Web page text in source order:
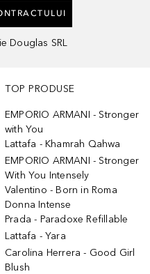
Douglas SRL
TOP PRODUSE
EMPORIO ARMANI - Stronger
with You
Lattafa - Khamrah Qahwa
EMPORIO ARMANI - Stronger
With You Intensely
Valentino - Born in Roma
Donna Intense
Prada - Paradoxe Refillable
Lattafa - Yara
Carolina Herrera - Good Girl
Blush